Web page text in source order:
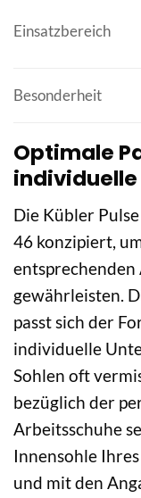
Einsatzbereich
Besonderheit
Optimale
Die Kübler
46 konzipiert,
entsprechenden
gewährleisten.
passt sich der
individuelle
Sohlen oft
bezüglich der
Arbeitsschuhe
Innensohle
und mit den